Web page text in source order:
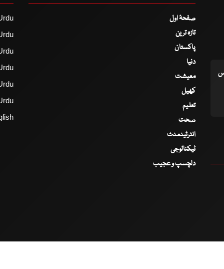
صفحۂ اول
تازہ ترین
پاکستان
دنیا
معیشت
کھیل
تعلیم
صحت
انٹرٹینمنٹ
ٹیکنالوجی
دلچسپ و عجیب